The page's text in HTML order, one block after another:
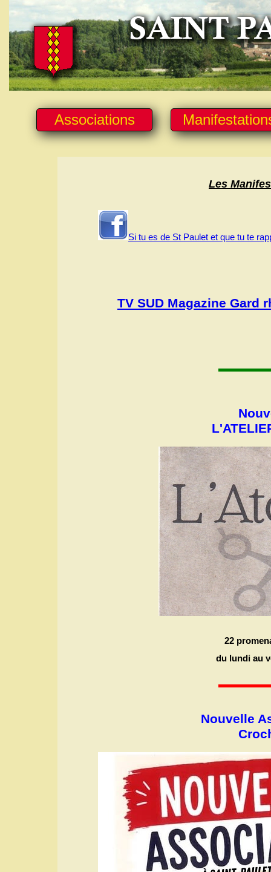
Associations
Les
Si tu es de St Paulet et que tu te
TV SUD Magazine Gard
22
du lundi au
Nouvelle